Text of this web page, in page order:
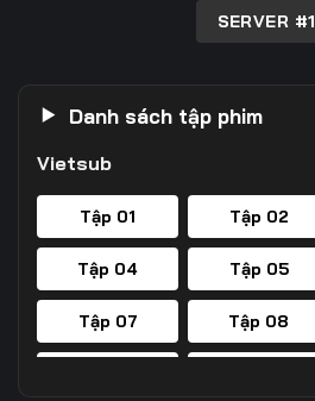
SERVER #1
Danh sách tập phim
Vietsub
Tập 01 Tập 02
Tập 04 Tập 05
Tập 07 Tập 08